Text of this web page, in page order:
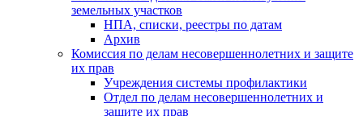
земельных участков
НПА, списки, реестры по датам
Архив
Комиссия по делам несовершеннолетних и защите
их прав
Учреждения системы профилактики
Отдел по делам несовершеннолетних и
защите их прав